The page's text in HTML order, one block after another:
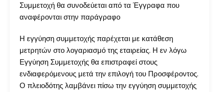
Συμμετοχή θα συνοδεύεται από τα Έγγραφα που
αναφέρονται στην παράγραφο
Η εγγύηση συμμετοχής παρέχεται με κατάθεση
μετρητών στο λογαριασμό της εταιρείας. Η εν λόγω
Εγγύηση Συμμετοχής θα επιστραφεί στους
ενδιαφερόμενους μετά την επιλογή του Προσφέροντος.
Ο πλειοδότης λαμβάνει πίσω την εγγύηση συμμετοχής